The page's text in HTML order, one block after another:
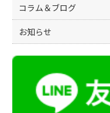
k
コラム＆ブログ
お知らせ